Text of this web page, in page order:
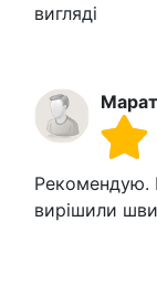
вигляді
Рекомендую.
вирішили